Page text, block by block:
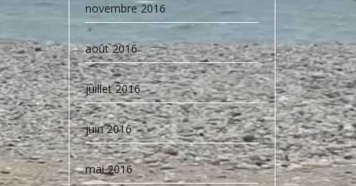
novembre 2016
août 2016
juillet 2016
juin 2016
mai 2016